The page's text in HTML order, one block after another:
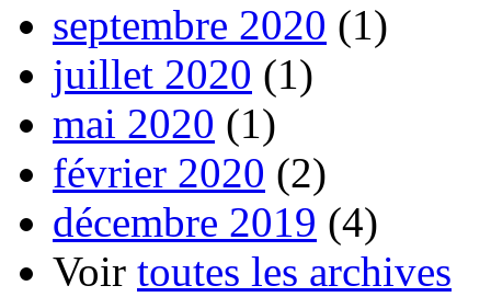
septembre 2020 (1)
juillet 2020 (1)
mai 2020 (1)
février 2020 (2)
décembre 2019 (4)
Voir toutes les archives